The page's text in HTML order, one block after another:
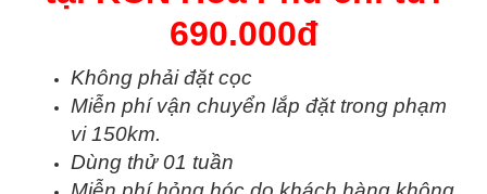
690.000đ
Không phải đặt cọc
Miễn phí vận chuyển lắp đặt trong phạm
vi 150km.
Dùng thử 01 tuần